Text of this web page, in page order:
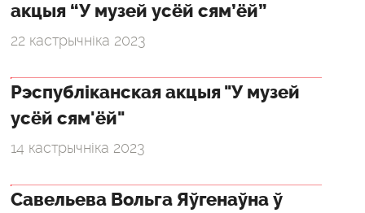
акцыя “У музей усёй сям’ёй”
22 кастрычніка 2023
Рэспубліканская акцыя "У музей
усёй сям'ёй"
14 кастрычніка 2023
Савельева Вольга Яўгенаўна ў